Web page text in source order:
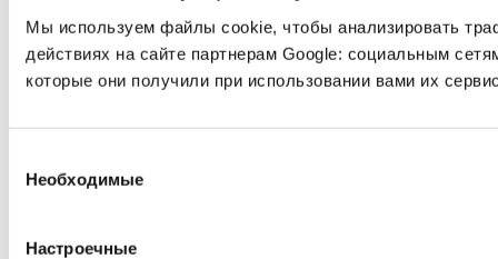
Мы используем файлы cookie, чтобы анализировать
действиях на сайте партнерам Google: социальным
которые они получили при использовании вами их
согласия
Необходимые
Настроечные